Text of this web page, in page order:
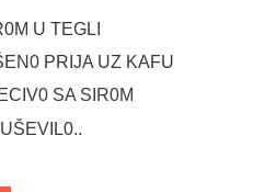
U TEGLI
PRIJA UZ KAFU
SA SIR0M